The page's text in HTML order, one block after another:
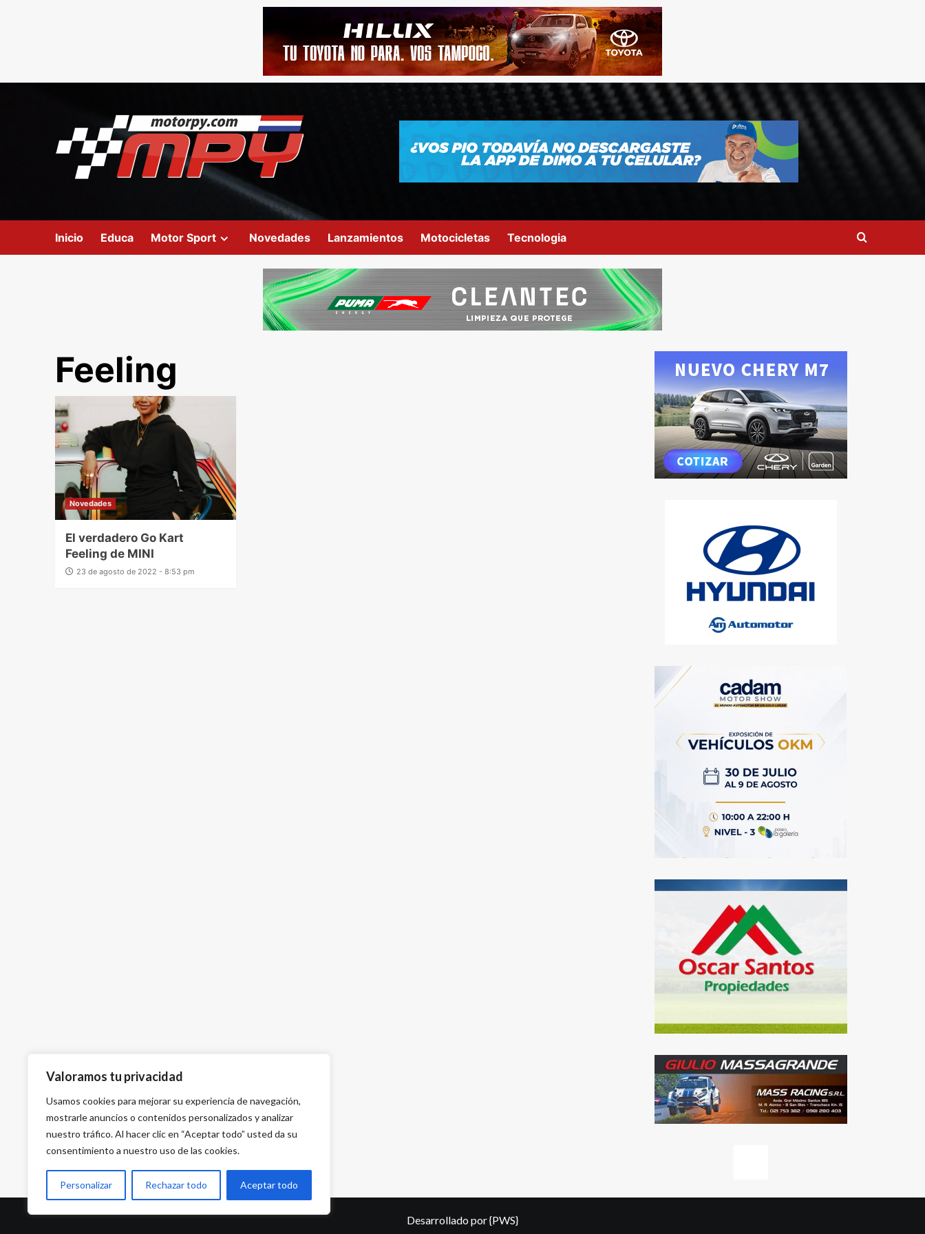
Valoramos tu privacidad
Usamos cookies para mejorar su experiencia de navegación,
mostrarle anuncios o contenidos personalizados y analizar
nuestro tráfico. Al hacer clic en “Aceptar todo” usted da su
consentimiento a nuestro uso de las cookies.
Personalizar Rechazar todo Aceptar todo
Inicio Educa Motor Sport Novedades Lanzamientos Motocicletas Tecnologia
Feeling
Novedades
El verdadero Go Kart
Feeling de MINI
23 de agosto de 2022 - 8:53 pm
Desarrollado por{PWS}